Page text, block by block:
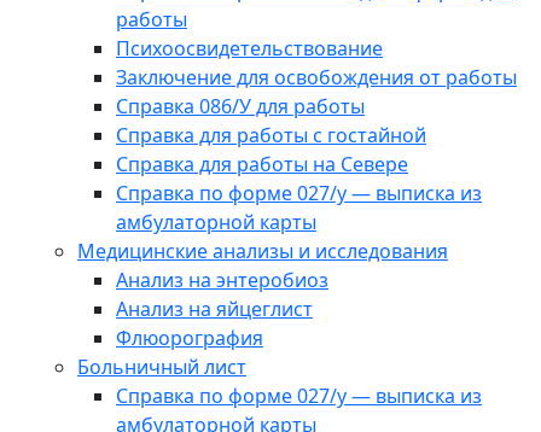
работы
Психоосвидетельствование
Заключение для освобождения от работы
Справка 086/У для работы
Справка для работы с гостайной
Справка для работы на Севере
Справка по форме 027/у — выписка из
амбулаторной карты
Медицинские анализы и исследования
Анализ на энтеробиоз
Анализ на яйцеглист
Флюорография
Больничный лист
Справка по форме 027/у — выписка из
амбулаторной карты